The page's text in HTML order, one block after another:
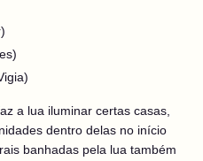
a lua iluminar certas casas,
dentro delas no início
banhadas pela lua também